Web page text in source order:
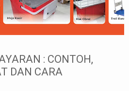
FUNGSI, MANFAAT DAN CARA
: CONTOH,
DAN CARA